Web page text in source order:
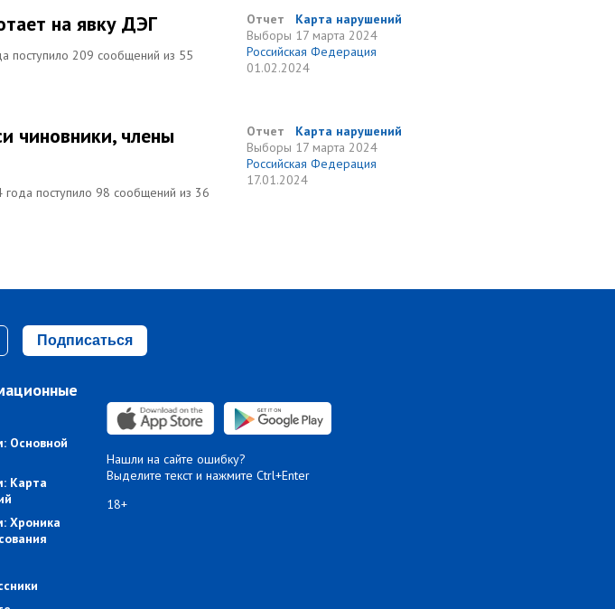
на явку ДЭГ
поступило 209 сообщений из 55
Отчет
Карта нарушений
Выборы 17 марта 2024
Российская Федерация
01.02.2024
чиновники, члены
поступило 98 сообщений из 36
Отчет
Карта нарушений
Выборы 17 марта 2024
Российская Федерация
17.01.2024
Подписаться
Основной
Карта
Хроника
Нашли на сайте ошибку?
Выделите текст и нажмите Ctrl+Enter
18+